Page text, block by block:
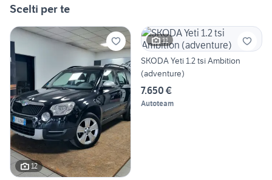
Scelti per te
12
11
SKODA Yeti 1.2 tsi Ambition
(adventure)
7.650 €
Autoteam